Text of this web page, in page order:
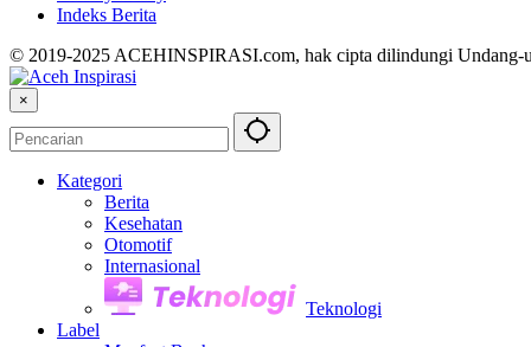
Indeks Berita
© 2019-2025 ACEHINSPIRASI.com, hak cipta dilindungi Undang-
×
Kategori
Berita
Kesehatan
Otomotif
Internasional
Teknologi
Label